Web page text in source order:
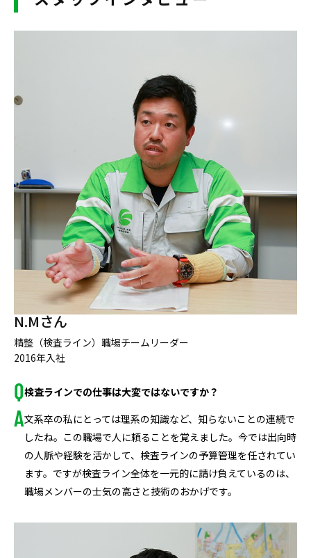
N.Mさん
精整（検査ライン）職場チームリーダー
2016年入社
検査ラインでの仕事は大変ではないですか？
文系卒の私にとっては理系の知識など、知らないことの連続で
したね。この職場で人に頼ることを覚えました。今では出向時
の人脈や経験を活かして、検査ラインの予算管理を任されてい
ます。ですが検査ライン全体を一元的に請け負えているのは、
職場メンバーの士気の高さと技術のおかげです。